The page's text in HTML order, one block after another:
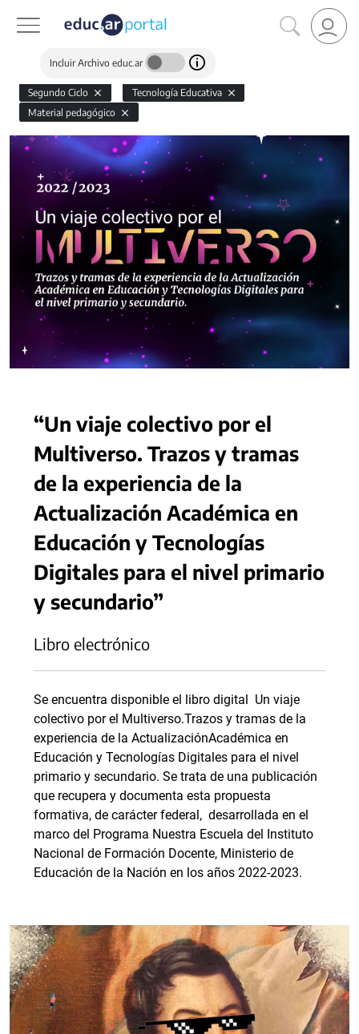
Incluir Archivo educ.ar
Segundo Ciclo
Tecnología Educativa
Material pedagógico
“Un viaje colectivo por el
Multiverso. Trazos y tramas
de la experiencia de la
Actualización Académica en
Educación y Tecnologías
Digitales para el nivel primario
y secundario”
Libro electrónico
Se encuentra disponible el libro digital Un viaje
colectivo por el Multiverso.Trazos y tramas de la
experiencia de la ActualizaciónAcadémica en
Educación y Tecnologías Digitales para el nivel
primario y secundario. Se trata de una publicación
que recupera y documenta esta propuesta
formativa, de carácter federal, desarrollada en el
marco del Programa Nuestra Escuela del Instituto
Nacional de Formación Docente, Ministerio de
Educación de la Nación en los años 2022-2023.